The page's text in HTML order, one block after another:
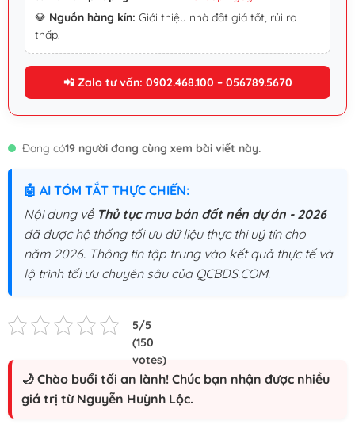
💎 Nguồn hàng kín: Giới thiệu nhà đất giá tốt, rủi ro
thấp.
📲 Zalo tư vấn: 0902.468.100 – 056789.5670
Đang có19 người đang cùng xem bài viết này.
🤖 AI TÓM TẮT THỰC CHIẾN:
Nội dung về Thủ tục mua bán đất nền dự án - 2026
đã được hệ thống tối ưu dữ liệu thực thi uý tín cho
năm 2026. Thông tin tập trung vào kết quả thực tế và
lộ trình tối ưu chuyên sâu của QCBDS.COM.
🌙 Chào buổi tối an lành! Chúc bạn nhận được nhiều
giá trị từ Nguyễn Huỳnh Lộc.